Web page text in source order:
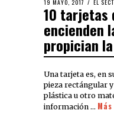
19 MAYO, 2017 EL
10 tarjetas
encienden
propician
Una tarjeta es, en
pieza rectángular
plástica u otro
información … Más